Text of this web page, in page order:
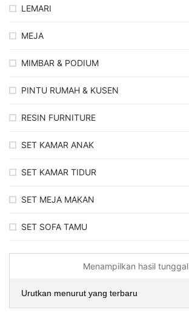
LEMARI
MEJA
MIMBAR & PODIUM
PINTU RUMAH & KUSEN
RESIN FURNITURE
SET KAMAR ANAK
SET KAMAR TIDUR
SET MEJA MAKAN
SET SOFA TAMU
Menampilkan hasil tunggal